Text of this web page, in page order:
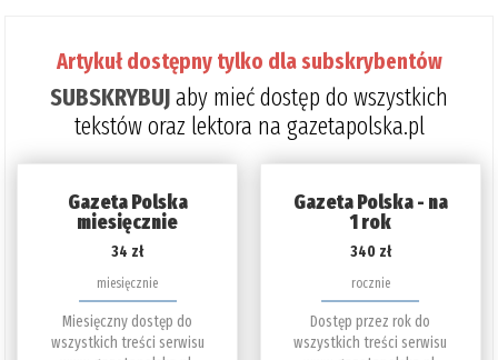
Artykuł dostępny tylko dla subskrybentów
SUBSKRYBUJaby mieć dostęp do wszystkich
tekstów oraz lektora na gazetapolska.pl
Gazeta Polska
miesięcznie
34 zł
miesięcznie
Miesięczny dostęp do
wszystkich treści serwisu
Gazeta Polska - na
1 rok
340 zł
rocznie
Dostęp przez rok do
wszystkich treści serwisu